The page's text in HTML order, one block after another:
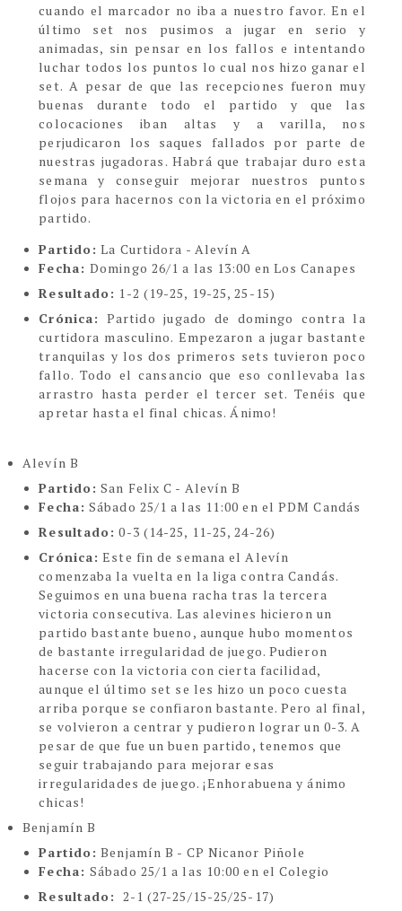
cuando el marcador no iba a nuestro favor. En el
último set nos pusimos a jugar en serio y
animadas, sin pensar en los fallos e intentando
luchar todos los puntos lo cual nos hizo ganar el
set. A pesar de que las recepciones fueron muy
buenas durante todo el partido y que las
colocaciones iban altas y a varilla, nos
perjudicaron los saques fallados por parte de
nuestras jugadoras. Habrá que trabajar duro esta
semana y conseguir mejorar nuestros puntos
flojos para hacernos con la victoria en el próximo
partido.
Partido: La Curtidora - Alevín A
Fecha:Domingo 26/1 a las 13:00 en Los Canapes
Resultado: 1-2 (19-25, 19-25, 25-15)
Crónica: Partido jugado de domingo contra la
curtidora masculino. Empezaron a jugar bastante
tranquilas y los dos primeros sets tuvieron poco
fallo. Todo el cansancio que eso conllevaba las
arrastro hasta perder el tercer set. Tenéis que
apretar hasta el final chicas. Ánimo!
Alevín B
Partido: San Felix C - Alevín B
Fecha: Sábado 25/1 a las 11:00 en el PDM Candás
Resultado: 0-3 (14-25, 11-25, 24-26)
Crónica: Este fin de semana el Alevín
comenzaba la vuelta en la liga contra Candás.
Seguimos en una buena racha tras la tercera
victoria consecutiva. Las alevines hicieron un
partido bastante bueno, aunque hubo momentos
de bastante irregularidad de juego. Pudieron
hacerse con la victoria con cierta facilidad,
aunque el último set se les hizo un poco cuesta
arriba porque se confiaron bastante. Pero al final,
se volvieron a centrar y pudieron lograr un 0-3. A
pesar de que fue un buen partido, tenemos que
seguir trabajando para mejorar esas
irregularidades de juego. ¡Enhorabuena y ánimo
chicas!
Benjamín B
Partido: Benjamín B - CP Nicanor Piñole
Fecha:Sábado 25/1 a las 10:00 en el Colegio
Resultado:
2-1 (27-25/15-25/25-17)